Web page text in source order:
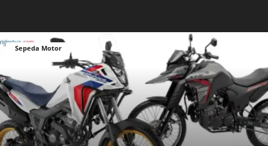
Sepeda Motor